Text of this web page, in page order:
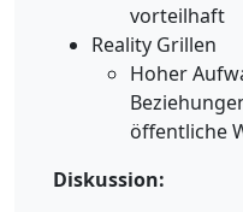
vorteilhaft
Reality Grillen
Hoher
öffentliche
Diskussion: